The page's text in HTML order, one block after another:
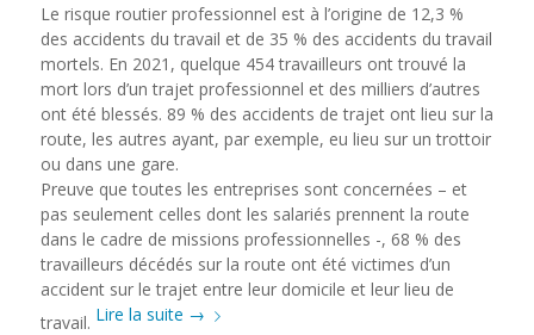
Le risque routier professionnel est à l’origine de 12,3 %
des accidents du travail et de 35 % des accidents du travail
mortels. En 2021, quelque 454 travailleurs ont trouvé la
mort lors d’un trajet professionnel et des milliers d’autres
ont été blessés. 89 % des accidents de trajet ont lieu sur la
route, les autres ayant, par exemple, eu lieu sur un trottoir
ou dans une gare.
Preuve que toutes les entreprises sont concernées – et
pas seulement celles dont les salariés prennent la route
dans le cadre de missions professionnelles -, 68 % des
travailleurs décédés sur la route ont été victimes d’un
accident sur le trajet entre leur domicile et leur lieu de
travail. Lire la suite →